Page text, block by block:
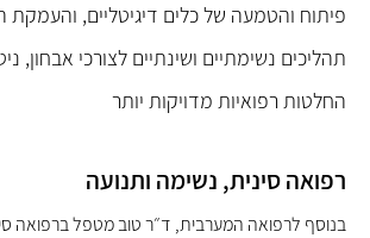
פיתוח והטמעה של כלים דיגיטליים,
תהליכים נשימתיים ושינתיים לצורכי אבחון,
החלטות רפואיות מדויקות יותר
רפואה סינית, נשימה ותנועה
בנוסף לרפואה המערבית, ד״ר טוב מטפל ברפואה